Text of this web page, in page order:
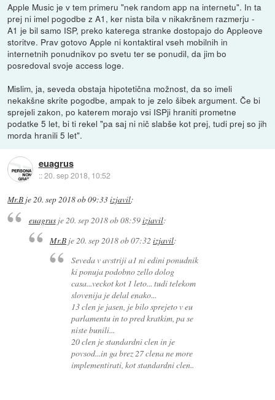
Apple Music je v tem primeru "nek random app na internetu". In ta
prej ni imel pogodbe z A1, ker nista bila v nikakršnem razmerju -
A1 je bil samo ISP, preko katerega stranke dostopajo do Appleove
storitve. Prav gotovo Apple ni kontaktiral vseh mobilnih in
internetnih ponudnikov po svetu ter se ponudil, da jim bo
posredoval svoje access loge.
Mislim, ja, seveda obstaja hipotetična možnost, da so imeli
nekakšne skrite pogodbe, ampak to je zelo šibek argument. Če bi
sprejeli zakon, po katerem morajo vsi ISPji hraniti prometne
podatke 5 let, bi ti rekel "pa saj ni nič slabše kot prej, tudi prej so jih
morda hranili 5 let".
euagrus
::20. sep 2018, 10:52
Mr.B je20. sep 2018 ob 09:33izjavil:
euagrusje20. sep 2018 ob 08:59izjavil:
Mr.B je 20. sep 2018 ob 07:32izjavil:
Seveda v avstriji a1 ni edini ponudnik
ki ponuja podobno zello dolog
casa...veckot kot 1 leto... tudi telekom
slovenija je delal enako...
13 clen je jasen, je bilo sprejeto v eu
parlamentu in to pred kratkim, pa se
niste bunili...
20 clen je standardni clen in je
povsod...in ga brez 27 clena ne more
implementirati, kot standardni clen..